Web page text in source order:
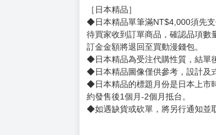
◆不同月份商品可一起結帳，等訂
◆預購商品皆無現貨，商品圖為示
◆商品如有缺件、瑕疵，請務必取
◆書籍拆封無法更換及退貨(內頁印
書籍有問題請不要拆封，請私訊大
◆逾期未取且訂單取消後三個工作
◆書籍贈品&上市日、依出版社最
有時會上市前更改贈品內容或延後
◆網路購物取貨後開箱時建議全程